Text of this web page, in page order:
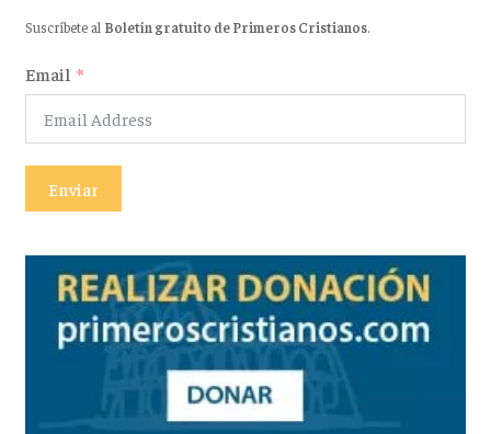
Suscríbete al Boletín gratuito de Primeros Cristianos.
Email
Enviar